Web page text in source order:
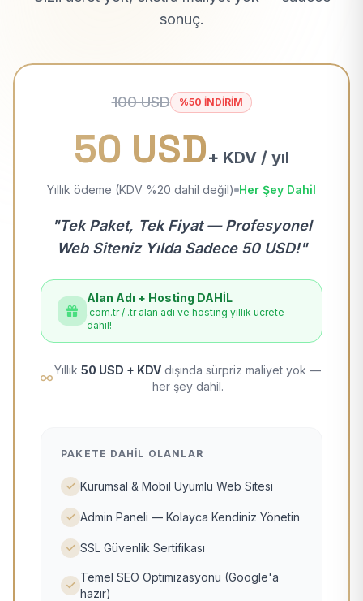
sonuç.
100 USD %50 İNDİRİM
50 USD+ KDV / yıl
Yıllık ödeme (KDV %20 dahil değil) Her Şey Dahil
"Tek Paket, Tek Fiyat — Profesyonel
Web Siteniz Yılda Sadece 50 USD!"
Alan Adı + Hosting DAHİL
.com.tr / .tr alan adı ve hosting yıllık ücrete
dahil!
Yıllık 50 USD + KDV dışında sürpriz maliyet yok —
her şey dahil.
PAKETE DAHIL OLANLAR
Kurumsal & Mobil Uyumlu Web Sitesi
Admin Paneli — Kolayca Kendiniz Yönetin
SSL Güvenlik Sertifikası
Temel SEO Optimizasyonu (Google'a
hazır)